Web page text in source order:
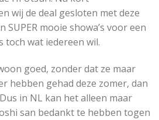
wij de deal gesloten met deze
SUPER mooie showa’s voor een
toch wat iedereen wil.
goed, zonder dat ze maar
hebben gehad deze zomer, dan
in NL kan het alleen maar
san bedankt te hebben togen